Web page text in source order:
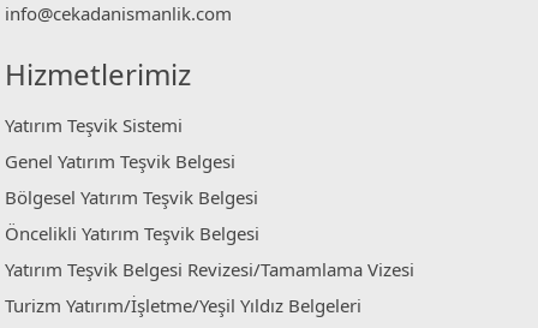
info@cekadanismanlik.com
Hizmetlerimiz
Yatırım Teşvik Sistemi
Genel Yatırım Teşvik Belgesi
Bölgesel Yatırım Teşvik Belgesi
Öncelikli Yatırım Teşvik Belgesi
Yatırım Teşvik Belgesi Revizesi/Tamamlama Vizesi
Turizm Yatırım/İşletme/Yeşil Yıldız Belgeleri